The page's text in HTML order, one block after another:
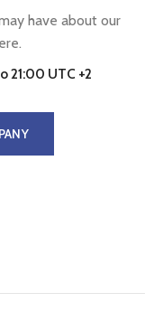
have about our
21:00 UTC +2